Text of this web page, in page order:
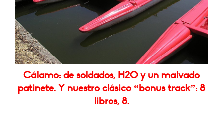
Cálamo: de soldados, H2O y un malvado
patinete. Y nuestro clásico “bonus track”: 8
libros, 8.